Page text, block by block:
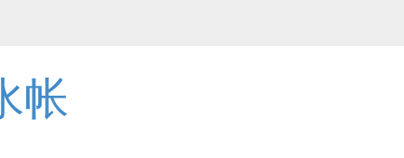
帐